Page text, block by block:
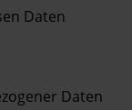
Daten
Daten